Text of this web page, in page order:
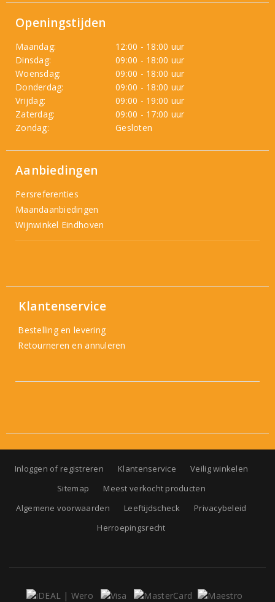
Openingstijden
Maandag:
12:00 - 18:00 uur
Dinsdag:
09:00 - 18:00 uur
Woensdag:
09:00 - 18:00 uur
Donderdag:
09:00 - 18:00 uur
Vrijdag:
09:00 - 19:00 uur
Zaterdag:
09:00 - 17:00 uur
Zondag:
Gesloten
Aanbiedingen
Persreferenties
Maandaanbiedingen
Wijnwinkel Eindhoven
Klantenservice
Bestelling en levering
Retourneren en annuleren
Inloggen of registreren Klantenservice
Veilig winkelen
Sitemap
Meest verkocht producten
Algemene voorwaarden
Leeftijdscheck
Privacybeleid
Herroepingsrecht